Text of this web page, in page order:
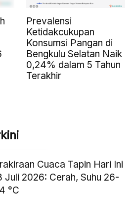
Prevalensi
Ketidakcukupan
Konsumsi Pangan di
Bengkulu Selatan Naik
0,24% dalam 5 Tahun
Terakhir
Cuaca Tapin Hari Ini
Juli 2026: Cerah, Suhu 26-
°C